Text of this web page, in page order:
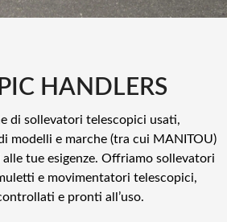
HANDLERS
di sollevatori telescopici usati,
modelli e marche (tra cui MANITOU)
tue esigenze. Offriamo sollevatori
e movimentatori telescopici,
e pronti all’uso.